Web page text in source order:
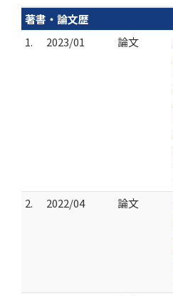
著書・論文歴
1.
2023/01 論文
2. 2022/04 論文